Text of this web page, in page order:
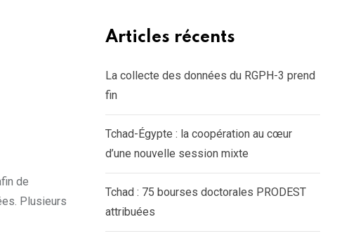
de
Plusieurs
Articles récents
La collecte des données du RGPH-3 prend
fin
Tchad-Égypte : la coopération au cœur
d’une nouvelle session mixte
Tchad : 75 bourses doctorales PRODEST
attribuées